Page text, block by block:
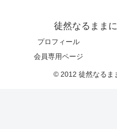
徒然なるまま
プロフィール
会員専用ページ
© 2012 徒然なるま